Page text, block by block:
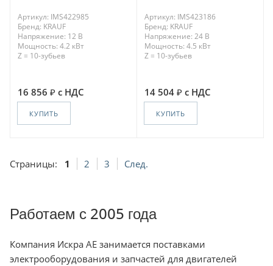
Артикул: IMS422985
Бренд: KRAUF
Напряжение: 12 В
Мощность: 4.2 кВт
Z = 10-зубьев
16 856 с НДС
КУПИТЬ
Артикул: IMS423186
Бренд: KRAUF
Напряжение: 24 В
Мощность: 4.5 кВт
Z = 10-зубьев
14 504 с НДС
КУПИТЬ
Страницы: 1 2 3 След.
Работаем с 2005 года
Компания Искра АЕ занимается поставками
электрооборудования и запчастей для двигателей